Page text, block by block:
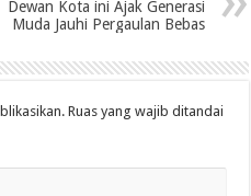
Dewan Kota ini Ajak Generasi
Muda Jauhi Pergaulan Bebas
Ruas yang wajib ditandai